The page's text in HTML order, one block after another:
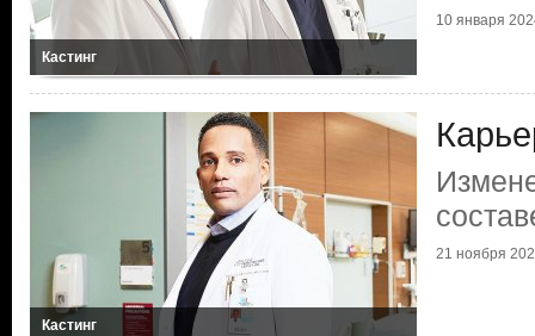
Кастинг
10 января
Кастинг
21 ноября